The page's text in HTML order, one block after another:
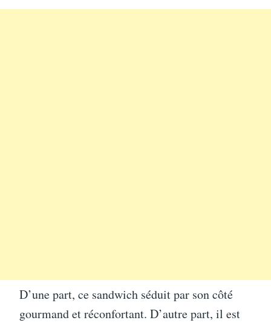
D’une part, ce sandwich séduit par son côté
gourmand et réconfortant. D’autre part, il est